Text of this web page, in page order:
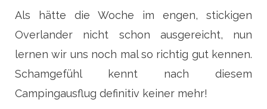
Als hätte die Woche im engen, stickigen
Overlander nicht schon ausgereicht, nun
lernen wir uns noch mal so richtig gut kennen.
Schamgefühl kennt nach diesem
Campingausflug definitiv keiner mehr!